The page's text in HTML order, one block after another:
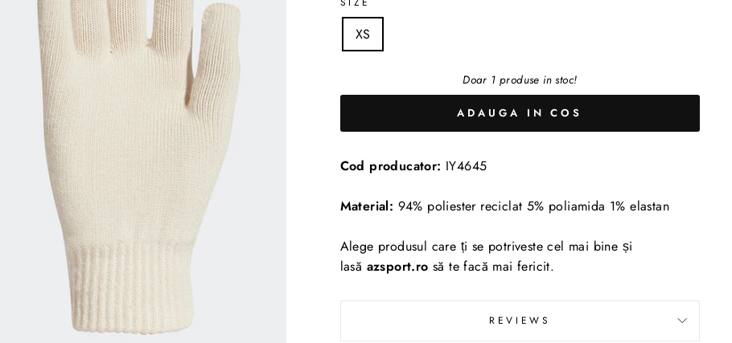
XS
Doar 1 produse in stoc!
ADAUGA IN COS
Cod producator: IY4645
Material: 94% poliester reciclat 5% poliamida 1% elastan
Alege produsul care ți se potriveste cel mai bine și
lasă azsport.ro să te facă mai fericit.
REVIEWS